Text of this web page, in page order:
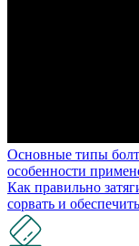
Основные типы
особенности
Как правильно
сорвать и